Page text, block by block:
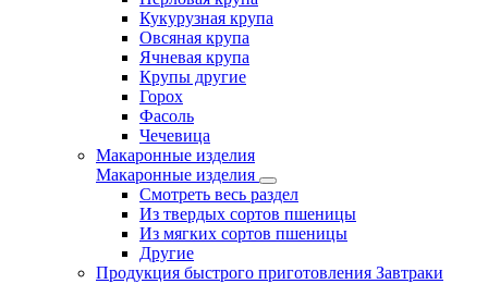
Кукурузная крупа
Овсяная крупа
Ячневая крупа
Крупы другие
Горох
Фасоль
Чечевица
Макаронные изделия
Макаронные изделия
Смотреть весь раздел
Из твердых сортов пшеницы
Из мягких сортов пшеницы
Другие
Продукция быстрого приготовления Завтраки